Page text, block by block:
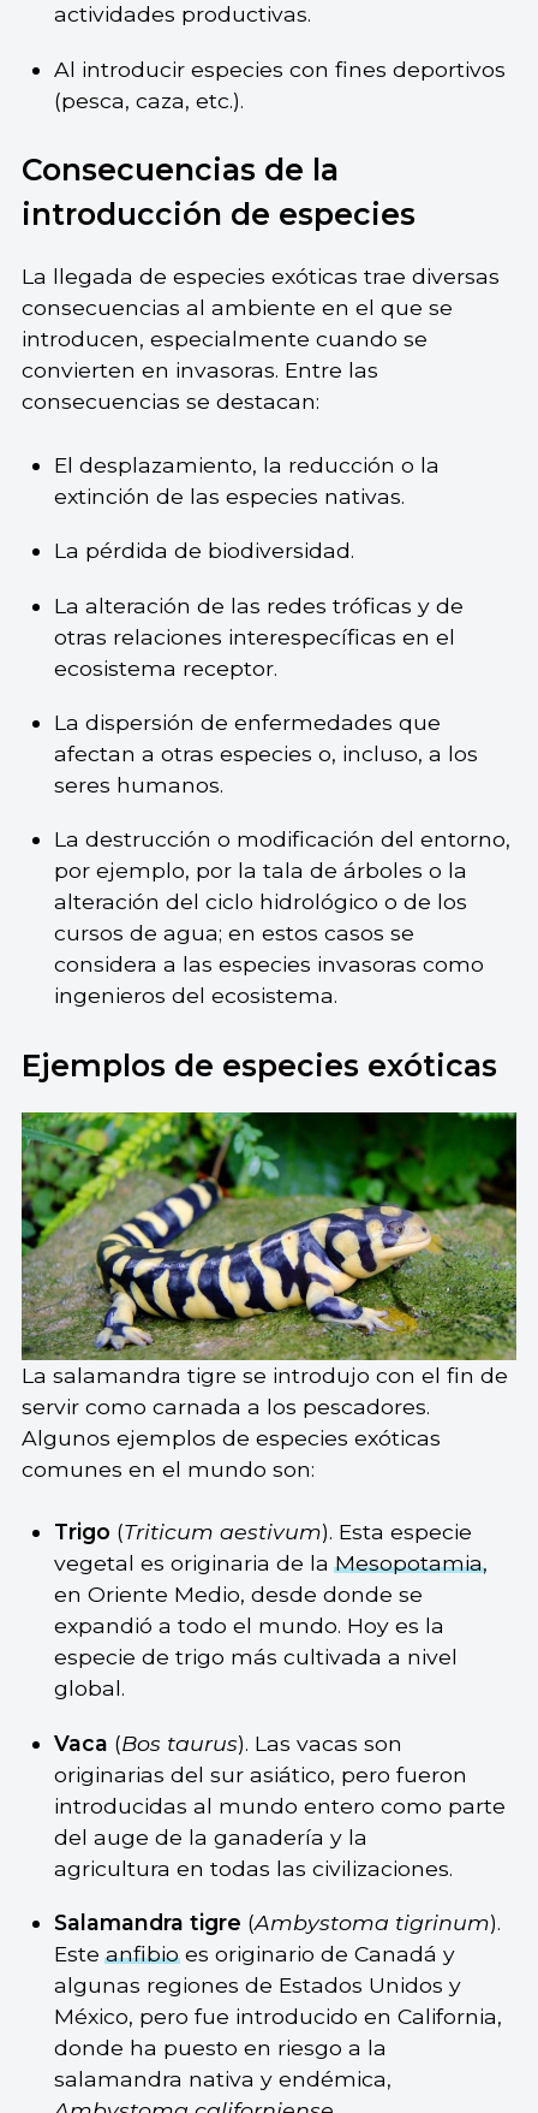
actividades productivas.
Al introducir especies con fines deportivos
(pesca, caza, etc.).
Consecuencias de la
introducción de especies
La llegada de especies exóticas trae diversas
consecuencias al ambiente en el que se
introducen, especialmente cuando se
convierten en invasoras. Entre las
consecuencias se destacan:
El desplazamiento, la reducción o la
extinción de las especies nativas.
La pérdida de biodiversidad.
La alteración de las redes tróficas y de
otras relaciones interespecíficas en el
ecosistema receptor.
La dispersión de enfermedades que
afectan a otras especies o, incluso, a los
seres humanos.
La destrucción o modificación del entorno,
por ejemplo, por la tala de árboles o la
alteración del ciclo hidrológico o de los
cursos de agua; en estos casos se
considera a las especies invasoras como
ingenieros del ecosistema.
Ejemplos de especies exóticas
La salamandra tigre se introdujo con el fin de
servir como carnada a los pescadores.
Algunos ejemplos de especies exóticas
comunes en el mundo son:
Trigo (Triticum aestivum). Esta especie
vegetal es originaria de laMesopotamia,
en Oriente Medio, desde donde se
expandió a todo el mundo. Hoy es la
especie de trigo más cultivada a nivel
global.
Vaca (Bos taurus). Las vacas son
originarias del sur asiático, pero fueron
introducidas al mundo entero como parte
del auge de la ganadería y la
agricultura en todas las civilizaciones.
Salamandra tigre (Ambystoma tigrinum).
Esteanfibioes originario de Canadá y
algunas regiones de Estados Unidos y
México, pero fue introducido en California,
donde ha puesto en riesgo a la
salamandra nativa y endémica,